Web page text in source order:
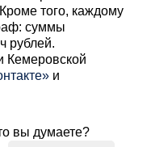
того, каждому
суммы
рублей.
Кемеровской
и
вы думаете?